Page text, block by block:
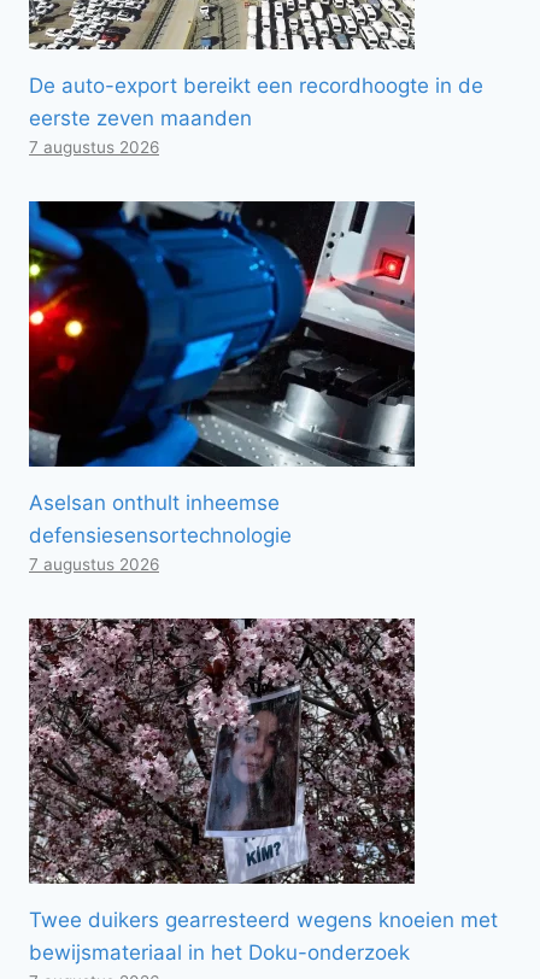
De auto-export bereikt een recordhoogte in de
eerste zeven maanden
7 augustus 2026
Aselsan onthult inheemse
defensiesensortechnologie
7 augustus 2026
Twee duikers gearresteerd wegens knoeien met
bewijsmateriaal in het Doku-onderzoek